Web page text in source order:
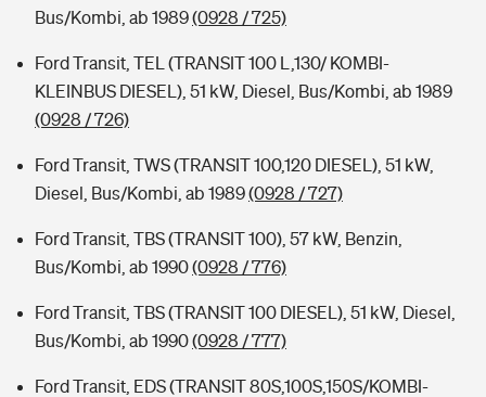
Bus/Kombi, ab 1989(0928 / 725)
Ford Transit, TEL (TRANSIT 100 L,130/ KOMBI-
KLEINBUS DIESEL), 51 kW, Diesel, Bus/Kombi, ab 1989
(0928 / 726)
Ford Transit, TWS (TRANSIT 100,120 DIESEL), 51 kW,
Diesel, Bus/Kombi, ab 1989(0928 / 727)
Ford Transit, TBS (TRANSIT 100), 57 kW, Benzin,
Bus/Kombi, ab 1990(0928 / 776)
Ford Transit, TBS (TRANSIT 100 DIESEL), 51 kW, Diesel,
Bus/Kombi, ab 1990(0928 / 777)
Ford Transit, EDS (TRANSIT 80S,100S,150S/KOMBI-